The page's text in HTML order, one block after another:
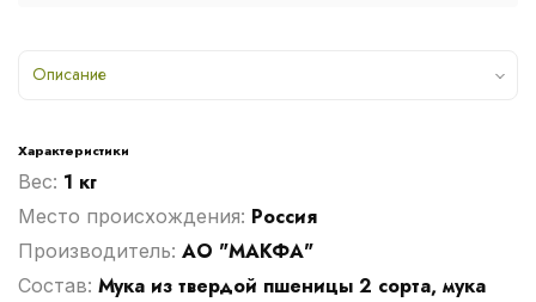
Описание
Характеристики
Вес: 1 кг
Место происхождения: Россия
Производитель: АО "МАКФА"
Cостав: Мука из твердой пшеницы 2 сорта, мука